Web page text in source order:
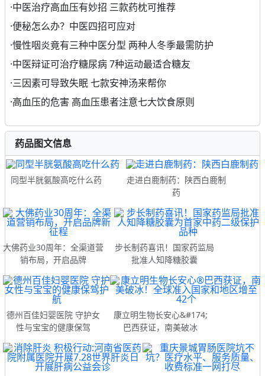
·中医治疗高血压有妙招 三款药枕可推荐
·便秘怎么办？中医四招可应对
·慢性咽炎竟有三种中医分型 两种人冬季最需防护
·中医辩证可治疗糖尿病 7种运动最适合糖友
·三因素可导致失眠 七款安神汤来帮你
·高血压的危害 高血压患者注意七大饮食原则
药品图文信息
同型半胱氨酸高吃什么药
走进白鹿制药：陕西白鹿制
药
大佛药业30周年：全渠道营
销布局，开启品牌
步长制药喜讯！国家药监局
批准人知降糖胶囊
德州百佳妇婴医院 守护女
性与宝宝的健康保驾
康立明生物长安心&#174;
巴西获证，南美破冰